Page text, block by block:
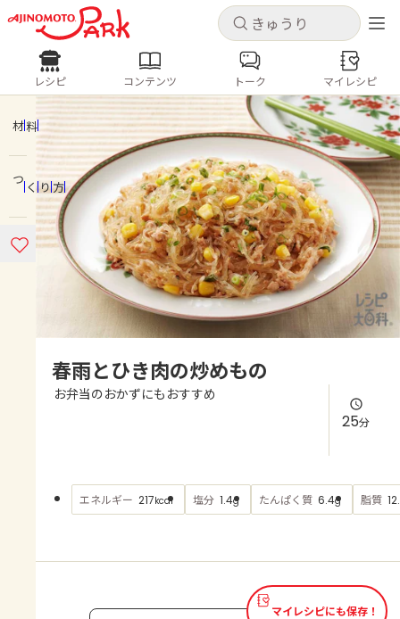
キャンセル
ログインするとレシピを保存できます
ログイン 新規登録
ホーム
コンテンツ
レシピ
よくあるお問い合わせ
AJINOMOTO PARK とは
キャンセル
レシピ コンテンツ
人気の食材・レシピ
きゅうり なす トマト
とうもろこし
ピーマン
みょうが ゴーヤ
レシピ コンテンツ トーク マイレシピ
材料
つくり方
春雨とひき肉の炒めもの
お弁当のおかずにもおすすめ
25分
エネルギー 217kcal 塩分 1.4g たんぱく質 6.4g 脂質
マイレシピにも保存！